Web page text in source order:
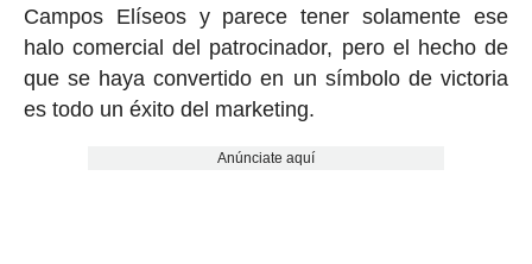
Campos Elíseos y parece tener solamente ese
halo comercial del patrocinador, pero el hecho de
que se haya convertido en un símbolo de victoria
es todo un éxito del marketing.
Anúnciate aquí